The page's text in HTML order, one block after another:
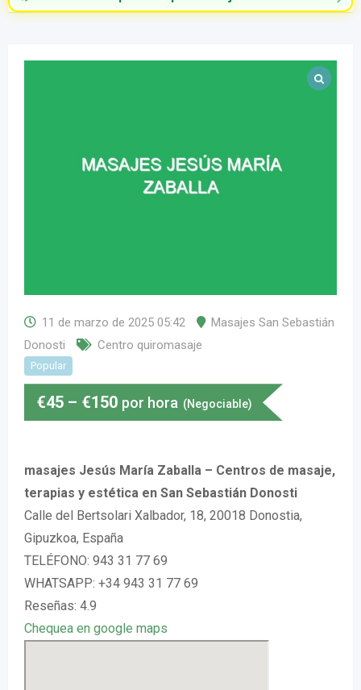
11 de marzo de 2025 05:42
Masajes San Sebastián
Donosti
Centro quiromasaje
Popular
€45 – €150 por hora (Negociable)
masajes Jesús María Zaballa – Centros de masaje,
terapias y estética en San Sebastián Donosti
Calle del Bertsolari Xalbador, 18, 20018 Donostia,
Gipuzkoa, España
TELÉFONO: 943 31 77 69
WHATSAPP: +34 943 31 77 69
Reseñas: 4.9
Chequea en google maps